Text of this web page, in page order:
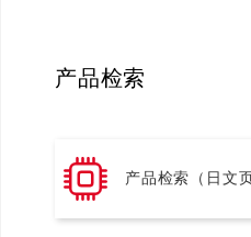
产品检索
产品检索（日文